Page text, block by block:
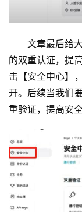
文章最后给
的双重认证，提
击【安全中心】
开。后续当我们
重验证，提高安全